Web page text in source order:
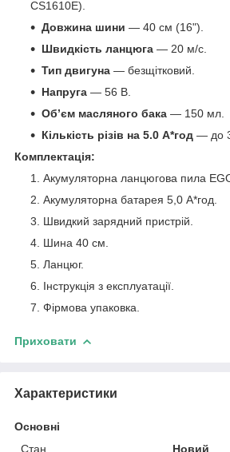
CS1610E).
Довжина шини — 40 см (16").
Швидкість ланцюга — 20 м/с.
Тип двигуна — безщітковий.
Напруга — 56 В.
Об’єм масляного бака — 150 мл.
Кількість різів на 5.0 А*год — до
Комплектація:
Акумуляторна ланцюгова пила
Акумуляторна батарея 5,0 А*год.
Швидкий зарядний пристрій.
Шина 40 см.
Ланцюг.
Інструкція з експлуатації.
Фірмова упаковка.
Приховати
Характеристики
Основні
Стан
Новий